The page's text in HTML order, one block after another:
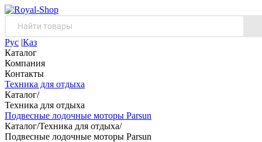
Рус |Қаз
Каталог
Компания
Контакты
Техника для отдыха
Каталог/
Техника для отдыха
Подвесные лодочные моторы Parsun
Каталог/Техника для отдыха/
Подвесные лодочные моторы Parsun